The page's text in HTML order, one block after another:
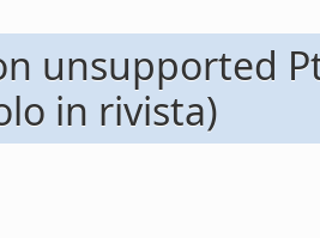
unsupported
in rivista)